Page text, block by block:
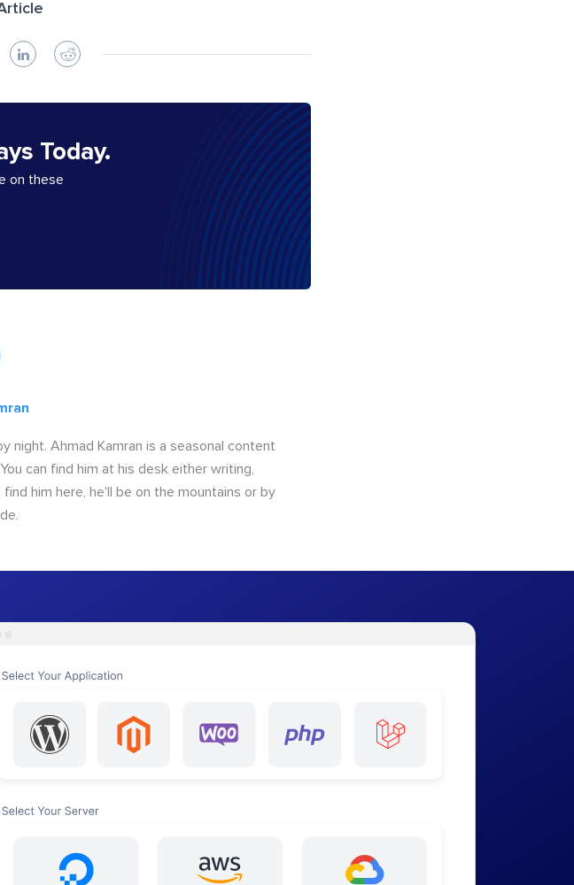
Today.
on these
night. Ahmad Kamran is a seasonal content
can find him at his desk either writing,
him here, he'll be on the mountains or by